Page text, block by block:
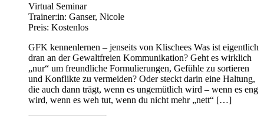
Virtual Seminar
Trainer:in: Ganser, Nicole
Preis: Kostenlos
GFK kennenlernen – jenseits von Klischees Was ist eigentlich
dran an der Gewaltfreien Kommunikation? Geht es wirklich
„nur“ um freundliche Formulierungen, Gefühle zu sortieren
und Konflikte zu vermeiden? Oder steckt darin eine Haltung,
die auch dann trägt, wenn es ungemütlich wird – wenn es eng
wird, wenn es weh tut, wenn du nicht mehr „nett“ […]